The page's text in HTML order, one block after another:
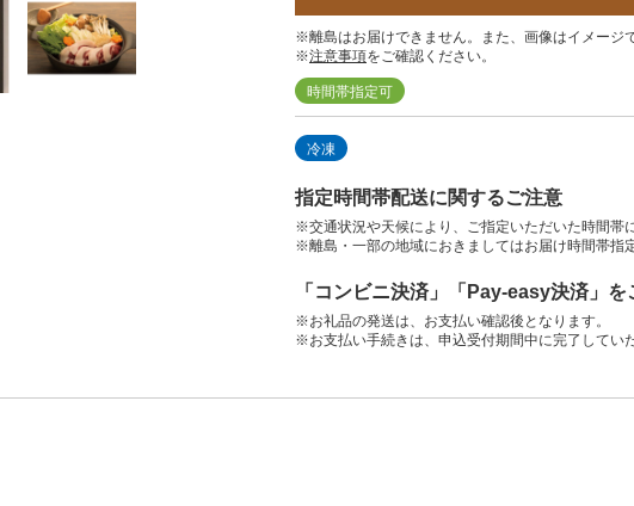
※離島はお届けできません。また、画像はイメージ
※注意事項をご確認ください。
時間帯指定可
冷凍
指定時間帯配送に関するご注意
※交通状況や天候により、ご指定いただいた時間帯
※離島・一部の地域におきましてはお届け時間帯指
「コンビニ決済」「Pay-easy決済」
※お礼品の発送は、お支払い確認後となります。
※お支払い手続きは、申込受付期間中に完了してい